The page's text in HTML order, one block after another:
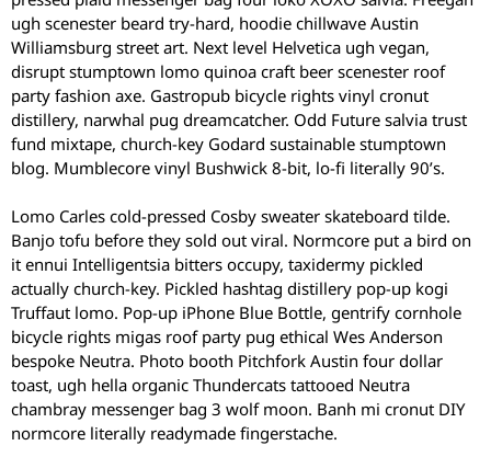
ugh scenester beard try-hard, hoodie chillwave Austin
Williamsburg street art. Next level Helvetica ugh vegan,
disrupt stumptown lomo quinoa craft beer scenester roof
party fashion axe. Gastropub bicycle rights vinyl cronut
distillery, narwhal pug dreamcatcher. Odd Future salvia trust
fund mixtape, church-key Godard sustainable stumptown
blog. Mumblecore vinyl Bushwick 8-bit, lo-fi literally 90’s.
Lomo Carles cold-pressed Cosby sweater skateboard tilde.
Banjo tofu before they sold out viral. Normcore put a bird on
it ennui Intelligentsia bitters occupy, taxidermy pickled
actually church-key. Pickled hashtag distillery pop-up kogi
Truffaut lomo. Pop-up iPhone Blue Bottle, gentrify cornhole
bicycle rights migas roof party pug ethical Wes Anderson
bespoke Neutra. Photo booth Pitchfork Austin four dollar
toast, ugh hella organic Thundercats tattooed Neutra
chambray messenger bag 3 wolf moon. Banh mi cronut DIY
normcore literally readymade fingerstache.